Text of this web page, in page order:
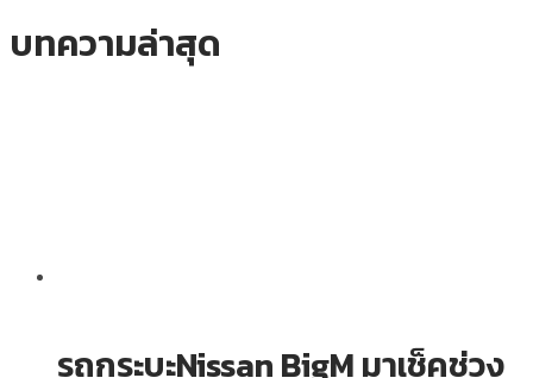
บทความล่าสุด
รถกระบะNissan BigM มาเช็คช่วง